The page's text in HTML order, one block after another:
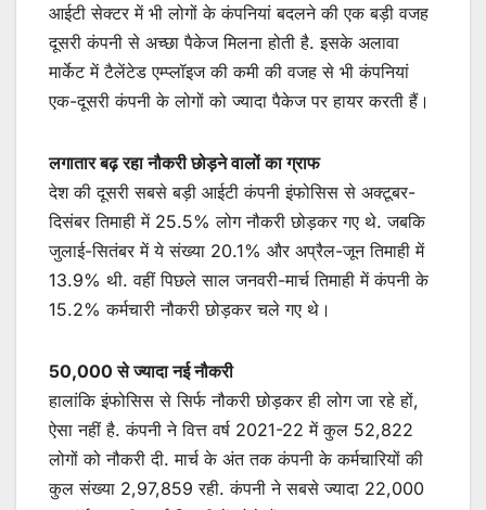
आईटी सेक्टर में भी लोगों के कंपनियां बदलने की एक बड़ी वजह
दूसरी कंपनी से अच्छा पैकेज मिलना होती है. इसके अलावा
मार्केट में टैलेंटेड एम्प्लॉइज की कमी की वजह से भी कंपनियां
एक-दूसरी कंपनी के लोगों को ज्यादा पैकेज पर हायर करती हैं।
लगातार बढ़ रहा नौकरी छोड़ने वालों का ग्राफ
देश की दूसरी सबसे बड़ी आईटी कंपनी इंफोसिस से अक्टूबर-
दिसंबर तिमाही में 25.5% लोग नौकरी छोड़कर गए थे. जबकि
जुलाई-सितंबर में ये संख्या 20.1% और अप्रैल-जून तिमाही में
13.9% थी. वहीं पिछले साल जनवरी-मार्च तिमाही में कंपनी के
15.2% कर्मचारी नौकरी छोड़कर चले गए थे।
50,000 से ज्यादा नई नौकरी
हालांकि इंफोसिस से सिर्फ नौकरी छोड़कर ही लोग जा रहे हों,
ऐसा नहीं है. कंपनी ने वित्त वर्ष 2021-22 में कुल 52,822
लोगों को नौकरी दी. मार्च के अंत तक कंपनी के कर्मचारियों की
कुल संख्या 2,97,859 रही. कंपनी ने सबसे ज्यादा 22,000